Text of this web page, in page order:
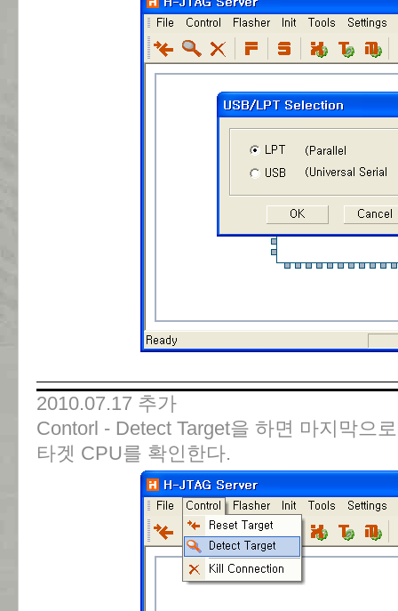
2010.07.17 추가
Contorl - Detect Target을 하면 마지막으
타겟 CPU를 확인한다.